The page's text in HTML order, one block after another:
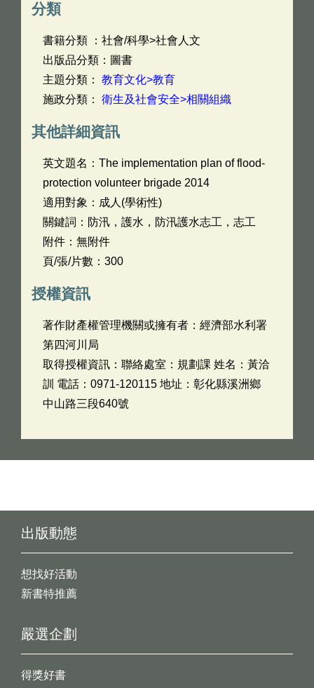
分類
書籍分類 ：社會/科學>社會人文
出版品分類：圖書
主題分類： 教育文化>教育
施政分類： 衛生及社會安全>相關組織
其他詳細資訊
英文題名： The implementation plan of flood-
protection volunteer brigade 2014
適用對象：成人(學術性)
關鍵詞：防汛，護水，防汛護水志工，志工
附件：無附件
頁/張/片數：300
授權資訊
著作財產權管理機關或擁有者：經濟部水利署
第四河川局
取得授權資訊：聯絡處室：規劃課 姓名：黃洽
訓 電話：0971-120115 地址：彰化縣溪洲鄉
中山路三段640號
出版動態
想找好活動
新書特推薦
嚴選企劃
得獎好書